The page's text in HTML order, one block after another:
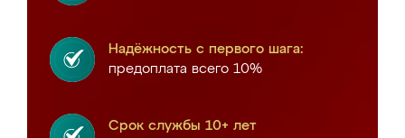
Надёжность с первого шага:
предоплата всего 10%
Срок службы 10+ лет